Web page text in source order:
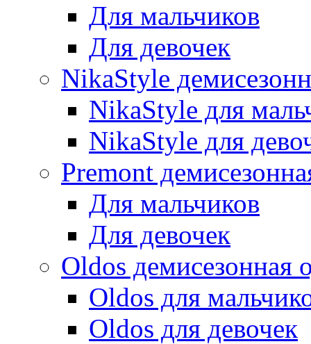
Для мальчиков
Для девочек
NikaStyle
NikaStyle для
NikaStyle для
Premont
Для мальчиков
Для девочек
Oldos демисезонная
Oldos для
Oldos для девочек